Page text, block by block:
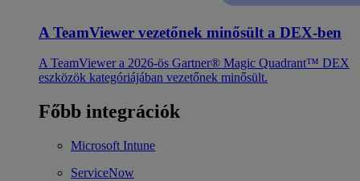
A TeamViewer vezetőnek minősült a DEX-ben
A TeamViewer a 2026-ös Gartner® Magic Quadrant™ DEX
eszközök kategóriájában vezetőnek minősült.
Főbb integrációk
Microsoft Intune
ServiceNow